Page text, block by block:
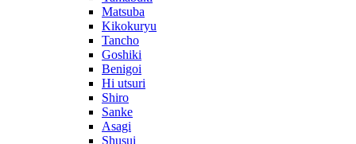
Matsuba
Kikokuryu
Tancho
Goshiki
Benigoi
Hi utsuri
Shiro
Sanke
Asagi
Shusui